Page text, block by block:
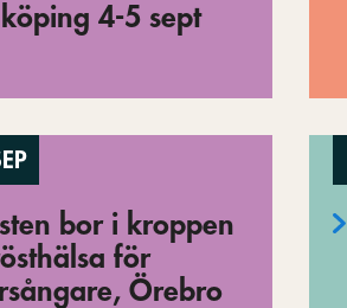
4-5 sept
bor i kroppen
för
Örebro